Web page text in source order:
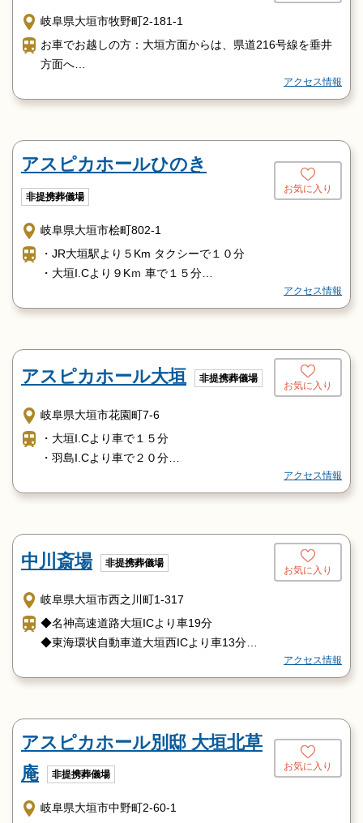
岐阜県大垣市牧野町2-181-1
お車でお越しの方：大垣方面からは、県道216号線を垂井
方面へ
鉄道でお越しの方：JR東海道本線「美濃赤坂駅」下車の場
合：タクシーで5分
アクセス情報
アスピカホールひのき
非提携葬儀場
お気に入り
岐阜県大垣市桧町802-1
・JR大垣駅より５Km タクシーで１０分
・大垣I.Cより９Kｍ 車で１５分
アクセス情報
アスピカホール大垣 非提携葬儀場
お気に入り
岐阜県大垣市花園町7-6
・大垣I.Cより車で１５分
・羽島I.Cより車で２０分
・JR大垣駅より近鉄バス（岐阜流通センター南口行き）旭
アクセス情報
中川斎場 非提携葬儀場
お気に入り
岐阜県大垣市西之川町1-317
◆名神高速道路大垣ICより車19分
◆東海環状自動車道大垣西ICより車13分
◆JR東海道本線大垣駅よりタクシー11分
アクセス情報
アスピカホール別邸 大垣北草
庵
非提携葬儀場
お気に入り
岐阜県大垣市中野町2-60-1